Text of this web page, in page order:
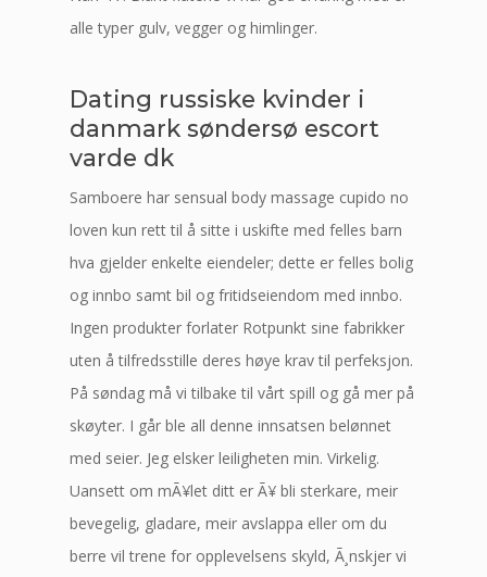
alle typer gulv, vegger og himlinger.
Dating russiske kvinder i
danmark søndersø escort
varde dk
Samboere har sensual body massage cupido no
loven kun rett til å sitte i uskifte med felles barn
hva gjelder enkelte eiendeler; dette er felles bolig
og innbo samt bil og fritidseiendom med innbo.
Ingen produkter forlater Rotpunkt sine fabrikker
uten å tilfredsstille deres høye krav til perfeksjon.
På søndag må vi tilbake til vårt spill og gå mer på
skøyter. I går ble all denne innsatsen belønnet
med seier. Jeg elsker leiligheten min. Virkelig.
Uansett om mÃ¥let ditt er Ã¥ bli sterkare, meir
bevegelig, gladare, meir avslappa eller om du
berre vil trene for opplevelsens skyld, Ã¸nskjer vi